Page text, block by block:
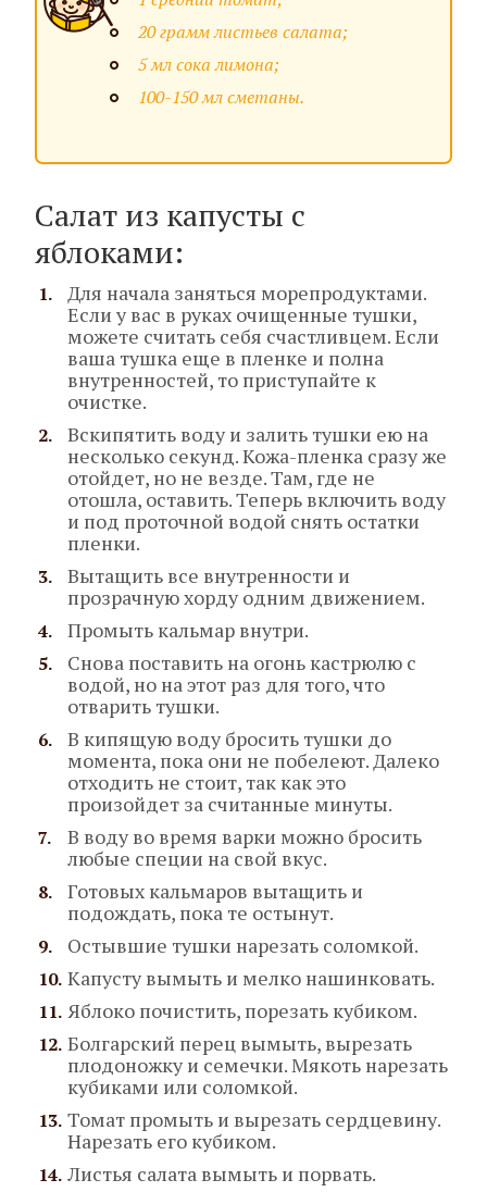
20 грамм листьев салата;
5 мл сока лимона;
100-150 мл сметаны.
Салат из капусты с
яблоками:
Для начала заняться морепродуктами.
Если у вас в руках очищенные тушки,
можете считать себя счастливцем. Если
ваша тушка еще в пленке и полна
внутренностей, то приступайте к
очистке.
Вскипятить воду и залить тушки ею на
несколько секунд. Кожа-пленка сразу же
отойдет, но не везде. Там, где не
отошла, оставить. Теперь включить воду
и под проточной водой снять остатки
пленки.
Вытащить все внутренности и
прозрачную хорду одним движением.
Промыть кальмар внутри.
Снова поставить на огонь кастрюлю с
водой, но на этот раз для того, что
отварить тушки.
В кипящую воду бросить тушки до
момента, пока они не побелеют. Далеко
отходить не стоит, так как это
произойдет за считанные минуты.
В воду во время варки можно бросить
любые специи на свой вкус.
Готовых кальмаров вытащить и
подождать, пока те остынут.
Остывшие тушки нарезать соломкой.
Капусту вымыть и мелко нашинковать.
Яблоко почистить, порезать кубиком.
Болгарский перец вымыть, вырезать
плодоножку и семечки. Мякоть нарезать
кубиками или соломкой.
Томат промыть и вырезать сердцевину.
Нарезать его кубиком.
Листья салата вымыть и порвать.